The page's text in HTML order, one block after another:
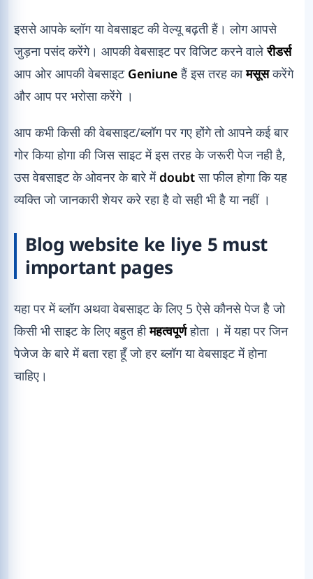
इससे आपके ब्लॉग या वेबसाइट की वेल्यू बढ़ती हैं। लोग आपसे
जुड़ना पसंद करेंगे। आपकी वेबसाइट पर विजिट करने वालेरीडर्स
आप ओर आपकी वेबसाइट Geniuneहैं इस तरह कामसूसकरेंगे
और आप पर भरोसा करेंगे ।
आप कभी किसी की वेबसाइट/ब्लॉग पर गए होंगे तो आपने कई बार
गोर किया होगा की जिस साइट में इस तरह के जरूरी पेज नही है,
उस वेबसाइट के ओवनर के बारे मेंdoubtसा फील होगा कि यह
व्यक्ति जो जानकारी शेयर करे रहा है वो सही भी है या नहीं ।
Blog website ke liye 5 must
important pages
यहा पर में ब्लॉग अथवा वेबसाइट के लिए 5 ऐसे कौनसे पेज है जो
किसी भी साइट के लिए बहुत हीमहत्वपूर्णहोता । में यहा पर जिन
पेजेज के बारे में बता रहा हूँ जो हर ब्लॉग या वेबसाइट में होना
चाहिए।